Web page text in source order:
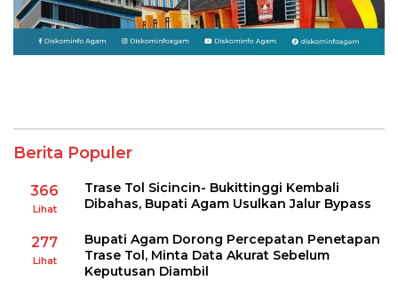
Berita Populer
366
Lihat
Trase Tol Sicincin- Bukittinggi Kembali
Dibahas, Bupati Agam Usulkan Jalur Bypass
277
Lihat
Bupati Agam Dorong Percepatan Penetapan
Trase Tol, Minta Data Akurat Sebelum
Keputusan Diambil